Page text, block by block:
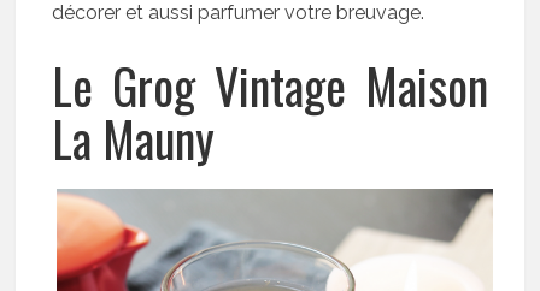
décorer et aussi parfumer votre breuvage.
Le Grog Vintage Maison
La Mauny